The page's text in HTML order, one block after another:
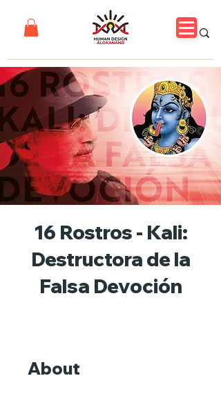
16 Rostros - Kali:
Destructora de la
Falsa Devoción
About